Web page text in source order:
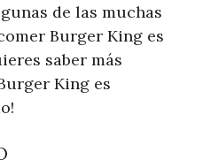
de las muchas
Burger King es
saber más
King es